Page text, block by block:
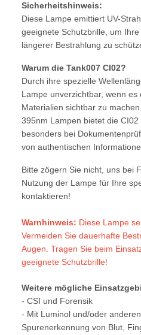
Sicherheitshinweis:
Diese Lampe emittiert UV-
geeignete Schutzbrille, um
längerer Bestrahlung zu
Warum die Tank007 CI02?
Durch ihre spezielle
Lampe unverzichtbar, wenn
Materialien sichtbar zu
395nm Lampen bietet die
besonders bei
von authentischen
Bitte zögern Sie nicht, uns bei
Nutzung der Lampe für Ihre
kontaktieren!
Warnhinweis: Diese Lampe
Vermeiden Sie dauerhafte
Augen. Tragen Sie beim
geeignete Schutzbrille!
Weitere mögliche
- CSI und Forensik
- Mit Luminol und/oder
Spurenerkennung von Blut,